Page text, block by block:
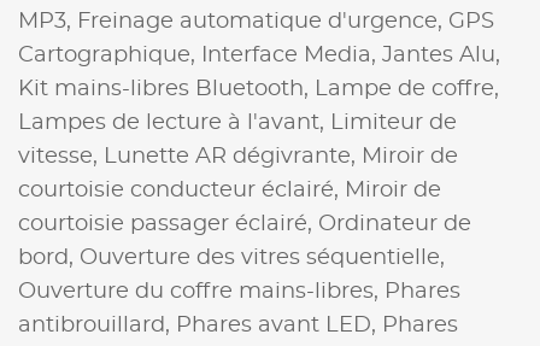
MP3, Freinage automatique d'urgence, GPS
Cartographique,
Interface Media, Jantes Alu,
Kit mains-libres Bluetooth,
Lampe de coffre,
Lampes de lecture à l'avant,
Limiteur de
vitesse,
Lunette AR dégivrante, Miroir de
courtoisie conducteur éclairé, Miroir de
courtoisie passager éclairé, Ordinateur de
bord, Ouverture des vitres séquentielle,
Ouverture du coffre mains-libres, Phares
antibrouillard, Phares avant LED, Phares